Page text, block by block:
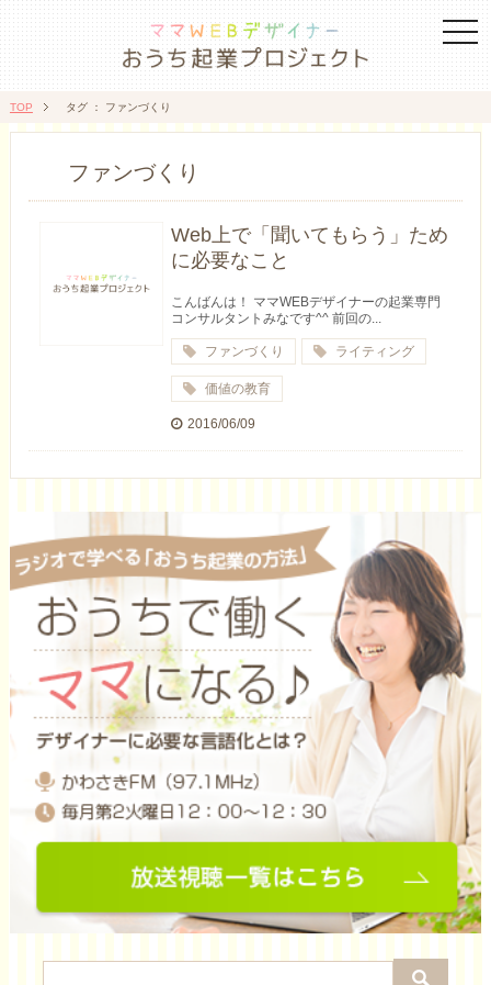
TOP タグ ： ファンづくり
ファンづくり
Web上で「聞いてもらう」ため
に必要なこと
こんばんは！ ママWEBデザイナーの起業専門
コンサルタントみなです^^ 前回の...
ファンづくり ライティング
価値の教育
2016/06/09